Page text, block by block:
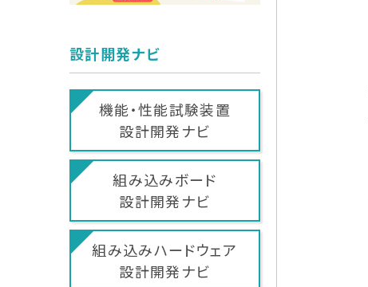
設計開発ナビ
機能・性能試験装置
設計開発ナビ
組み込みボード
設計開発ナビ
組み込みハードウェア
設計開発ナビ